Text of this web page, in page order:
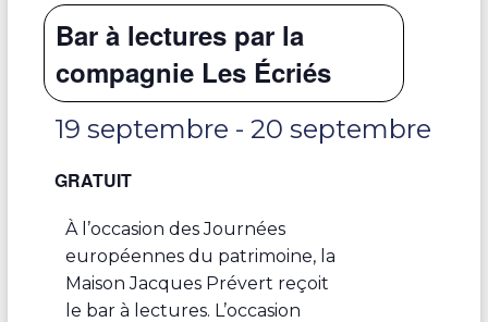
Bar à lectures par la
compagnie Les Écriés
19 septembre - 20 septembre
GRATUIT
À l’occasion des Journées
européennes du patrimoine, la
Maison Jacques Prévert reçoit
le bar à lectures. L’occasion